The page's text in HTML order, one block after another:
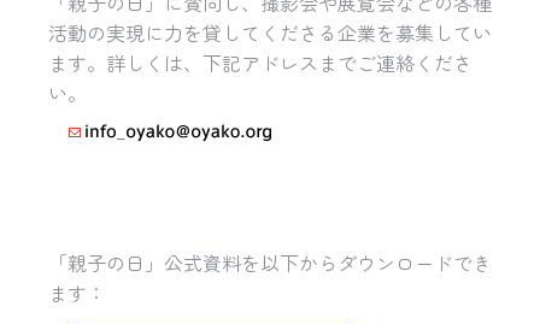
活動の実現に力を貸してくださる企業を募集してい
ます。詳しくは、下記アドレスまでご連絡くださ
い。
「親子の日」公式資料を以下からダウンロードでき
ます：